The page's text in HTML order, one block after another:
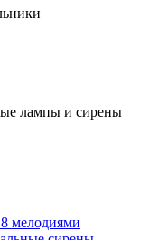
лампы и сирены
мелодиями